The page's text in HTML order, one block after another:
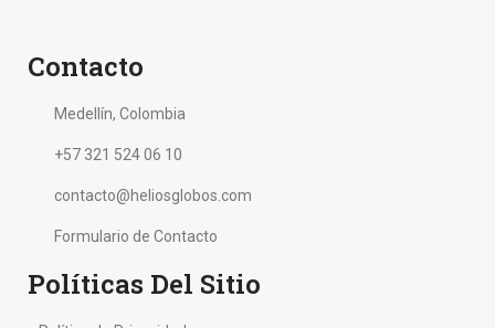
Contacto
Medellín, Colombia
+57 321 524 06 10
contacto@heliosglobos.com
Formulario de Contacto
Políticas Del Sitio